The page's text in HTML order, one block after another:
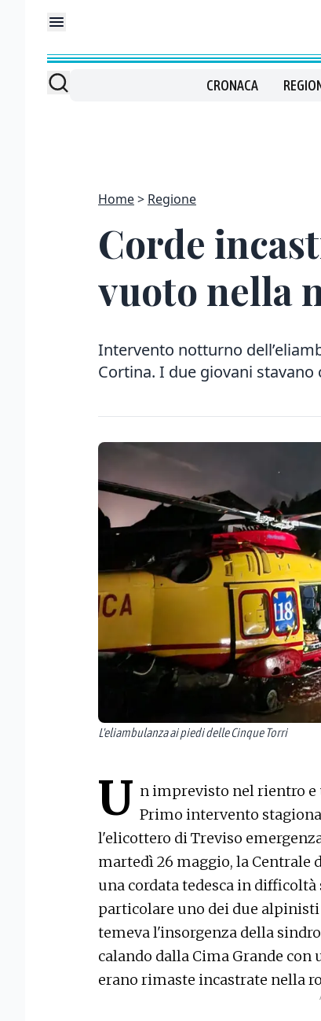
CRONACA
Home Regione
Corde
vuoto nella
Intervento notturno
Cortina. I due giovani
L'eliambulanza ai piedi delle Cinque Torri
U n imprevisto nel rientro e
Primo intervento
l'elicottero di Treviso
martedì 26 maggio, la Centrale
una cordata tedesca in
particolare uno dei due
temeva l'insorgenza della
calando dalla Cima Grande
erano rimaste incastrate nella